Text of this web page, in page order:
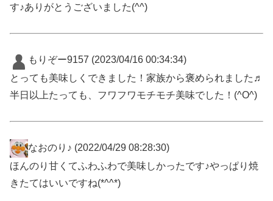
す♪ありがとうございました(^^)
もりぞー9157 (2023/04/16 00:34:34)
とっても美味しくできました！家族から褒められました♬
半日以上たっても、フワフワモチモチ美味でした！(^O^)
なおのり♪ (2022/04/29 08:28:30)
ほんのり甘くてふわふわで美味しかったです♪やっぱり焼
きたてはいいですね(*^^*)